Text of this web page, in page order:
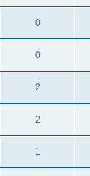
0
0
2
2
1